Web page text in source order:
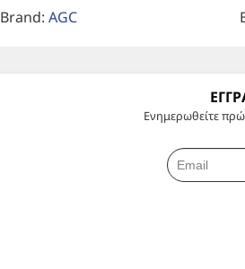
Brand:AGC
Ενημερωθείτε